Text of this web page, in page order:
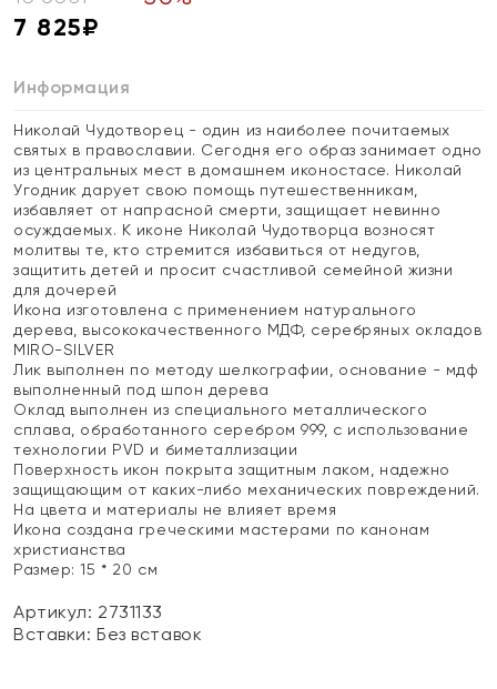
7 825₽
Информация
Николай Чудотворец - один из наиболее почитаемых
святых в православии. Сегодня его образ занимает одно
из центральных мест в домашнем иконостасе. Николай
Угодник дарует свою помощь путешественникам,
избавляет от напрасной смерти, защищает невинно
осуждаемых. К иконе Николай Чудотворца возносят
молитвы те, кто стремится избавиться от недугов,
защитить детей и просит счастливой семейной жизни
для дочерей
Икона изготовлена с применением натурального
дерева, высококачественного МДФ, серебряных окладов
MIRO-SILVER
Лик выполнен по методу шелкографии, основание - мдф
выполненный под шпон дерева
Оклад выполнен из специального металлического
сплава, обработанного серебром 999, с использование
технологии PVD и биметаллизации
Поверхность икон покрыта защитным лаком, надежно
защищающим от каких-либо механических повреждений.
На цвета и материалы не влияет время
Икона создана греческими мастерами по канонам
христианства
Размер: 15 * 20 см
Артикул: 2731133
Вставки:Без вставок